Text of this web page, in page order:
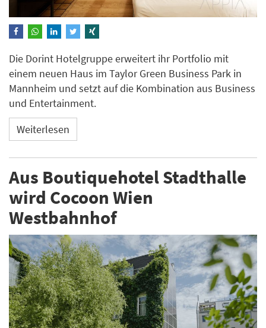
Die Dorint Hotelgruppe erweitert ihr Portfolio mit
einem neuen Haus im Taylor Green Business Park in
Mannheim und setzt auf die Kombination aus Business
und Entertainment.
Weiterlesen
Aus Boutiquehotel Stadthalle
wird Cocoon Wien
Westbahnhof